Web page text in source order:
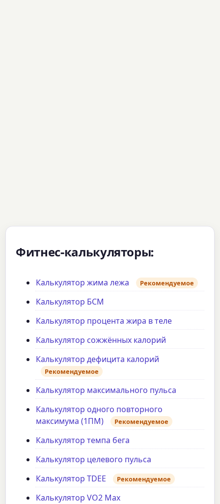
Фитнес-калькуляторы:
Калькулятор жима лежа Рекомендуемое
Калькулятор БСМ
Калькулятор процента жира в теле
Калькулятор сожжённых калорий
Калькулятор дефицита калорий
Рекомендуемое
Калькулятор максимального пульса
Калькулятор одного повторного
максимума (1ПМ)
Рекомендуемое
Калькулятор темпа бега
Калькулятор целевого пульса
Калькулятор TDEE
Рекомендуемое
Калькулятор VO2 Max